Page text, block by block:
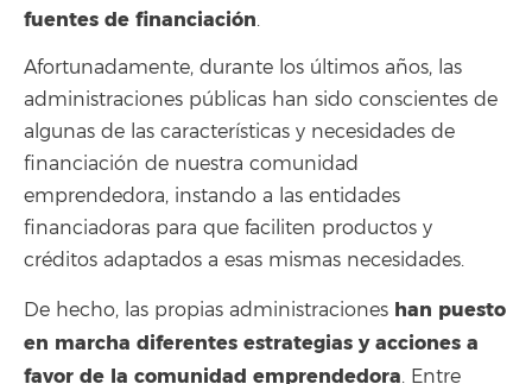
fuentes de financiación.
Afortunadamente, durante los últimos años, las
administraciones públicas han sido conscientes de
algunas de las características y necesidades de
financiación de nuestra comunidad
emprendedora, instando a las entidades
financiadoras para que faciliten productos y
créditos adaptados a esas mismas necesidades.
De hecho, las propias administraciones han puesto
en marcha diferentes estrategias y acciones a
favor de la comunidad emprendedora. Entre